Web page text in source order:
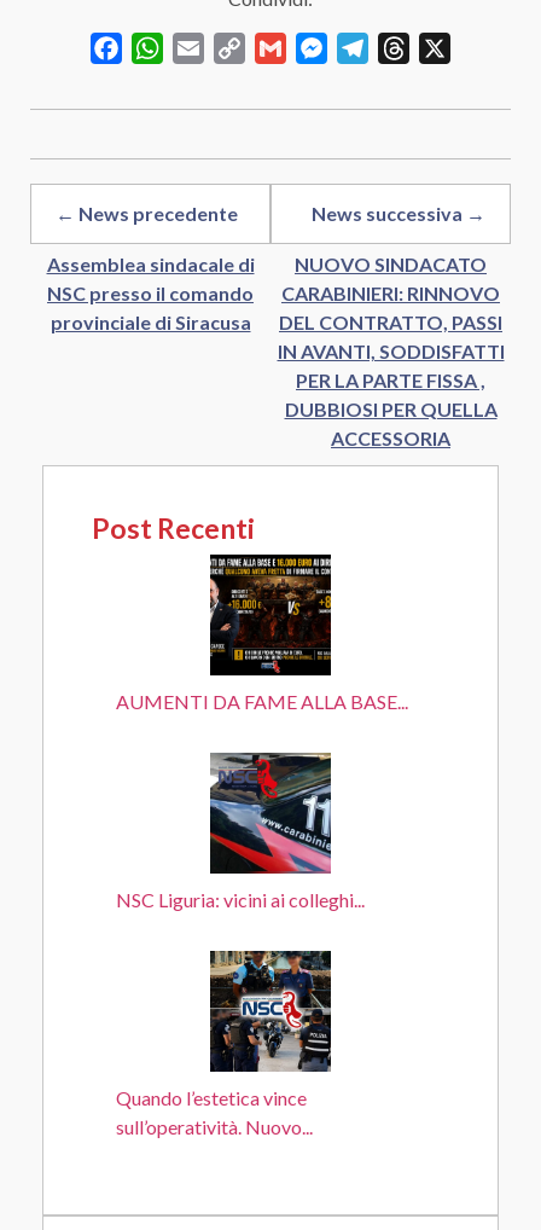
FacebookWhatsApp
Email
Copy
Gmail MessengerTelegramThreads
← News precedente
Assemblea sindacale di
NSC presso il comando
provinciale di Siracusa
News successiva →
NUOVO SINDACATO
CARABINIERI: RINNOVO
DEL CONTRATTO, PASSI
IN AVANTI, SODDISFATTI
PER LA PARTE FISSA ,
DUBBIOSI PER QUELLA
ACCESSORIA
Post Recenti
AUMENTI DA FAME ALLA BASE...
NSC Liguria: vicini ai colleghi...
Quando l’estetica vince
sull’operatività. Nuovo...